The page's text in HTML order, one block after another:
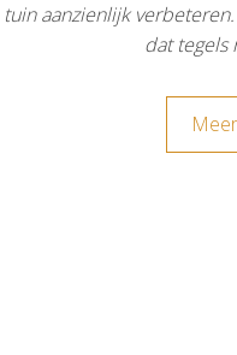
tuin aanzienlijk
dat tegels